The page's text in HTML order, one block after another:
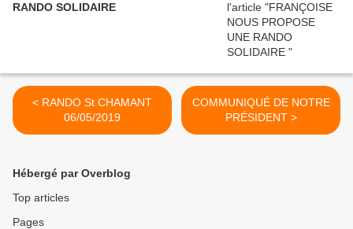
RANDO SOLIDAIRE
< RANDO St CHAMANT
06/05/2019
COMMUNIQUÉ DE NOTRE
PRÉSIDENT >
Hébergé par Overblog
Top articles
Pages